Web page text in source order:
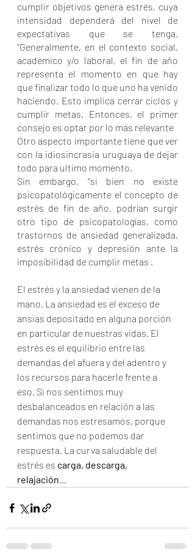
cumplir objetivos genera estrés, cuya
intensidad dependerá del nivel de
expectativas que se tenga.
“Generalmente, en el contexto social,
académico y/o laboral, el fin de año
representa el momento en que hay
que finalizar todo lo que uno ha venido
haciendo. Esto implica cerrar ciclos y
cumplir metas. Entonces, el primer
consejo es optar por lo más relevante
Otro aspecto importante tiene que ver
con la idiosincrasia uruguaya de dejar
todo para ultimo momento.
Sin embargo, “si bien no existe
psicopatológicamente el concepto de
estrés de fin de año, podrían surgir
otro tipo de psicopatologías, como
trastornos de ansiedad generalizada,
estrés crónico y depresión ante la
imposibilidad de cumplir metas .
El estrés y la ansiedad vienen de la
mano. La ansiedad es el exceso de
ansias depositado en alguna porción
en particular de nuestras vidas. El
estrés es el equilibrio entre las
demandas del afuera y del adentro y
los recursos para hacerle frente a
eso. Si nos sentimos muy
desbalanceados en relación a las
demandas nos estresamos, porque
sentimos que no podemos dar
respuesta. La curva saludable del
estrés es carga, descarga,
relajación…